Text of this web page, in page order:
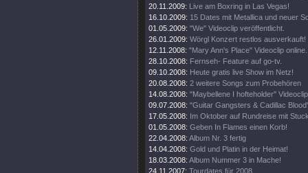
20.11.2009: Live am Boxring in Las Vegas!
16.10.2009: 15 Dates mit Metallica und neuer
01.05.2009: "We" Videoclip veröffentlicht.
26.01.2009: Wörgl Konzert restlos ausverkauft!
12.11.2008: "Mary Ann's Place" Videoclip online.
28.10.2008: Fernseh- Feature auf go-tv.
09.10.2008: Heute gratis live Show im Netz!
20.08.2008: 2 weitere Songs zum Probehören
14.08.2008: "Maybellene I hofteholder"
09.07.2008: "Guitar Gangsters & Cadillac
17.05.2008: Im Oktober auf Rundreise mit
01.05.2008: Geben In Flames einen Korb!
22.04.2008: Album Nr. 3 fertig
14.04.2008: Gold und Platin in der Heimat!
18.03.2008: Album Nummer 3 in Mache!
24.11.2007: Tourdates für 2008